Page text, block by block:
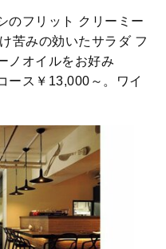
のフリット クリーミー
苦みの効いたサラダ フ
ノオイルをお好み
ース￥13,000～。ワイ